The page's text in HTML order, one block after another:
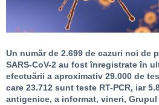
Un număr de 2.699 de cazuri noi de
SARS-CoV-2 au fost înregistrate în
efectuării a aproximativ 29.000 de
care 23.712 sunt teste RT-PCR, iar
antigenice, a informat, vineri, Grupul